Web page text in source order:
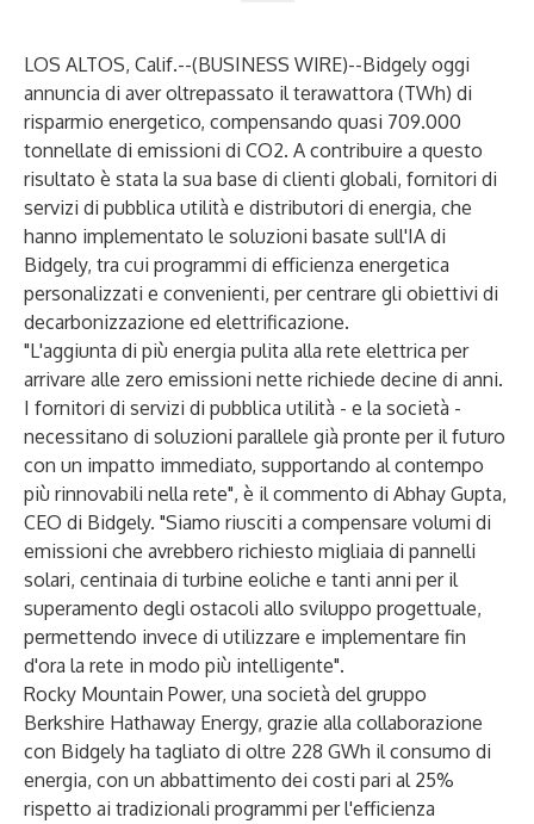
LOS ALTOS, Calif.--(BUSINESS WIRE)--Bidgely oggi
annuncia di aver oltrepassato il terawattora (TWh) di
risparmio energetico, compensando quasi 709.000
tonnellate di emissioni di CO2. A contribuire a questo
risultato è stata la sua base di clienti globali, fornitori di
servizi di pubblica utilità e distributori di energia, che
hanno implementato le soluzioni basate sull'IA di
Bidgely, tra cui programmi di efficienza energetica
personalizzati e convenienti, per centrare gli obiettivi di
decarbonizzazione ed elettrificazione.
"L'aggiunta di più energia pulita alla rete elettrica per
arrivare alle zero emissioni nette richiede decine di anni.
I fornitori di servizi di pubblica utilità - e la società -
necessitano di soluzioni parallele già pronte per il futuro
con un impatto immediato, supportando al contempo
più rinnovabili nella rete", è il commento di Abhay Gupta,
CEO di Bidgely. "Siamo riusciti a compensare volumi di
emissioni che avrebbero richiesto migliaia di pannelli
solari, centinaia di turbine eoliche e tanti anni per il
superamento degli ostacoli allo sviluppo progettuale,
permettendo invece di utilizzare e implementare fin
d'ora la rete in modo più intelligente".
Rocky Mountain Power, una società del gruppo
Berkshire Hathaway Energy, grazie alla collaborazione
con Bidgely ha tagliato di oltre 228 GWh il consumo di
energia, con un abbattimento dei costi pari al 25%
rispetto ai tradizionali programmi per l'efficienza